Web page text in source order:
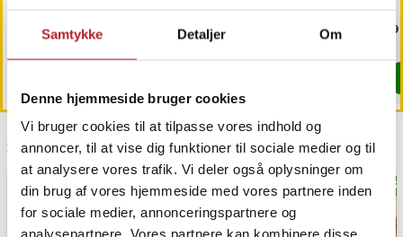
Samtykke Detaljer Om
Denne hjemmeside bruger cookies
Vi bruger cookies til at tilpasse vores indhold og
annoncer, til at vise dig funktioner til sociale medier og til
at analysere vores trafik. Vi deler også oplysninger om
din brug af vores hjemmeside med vores partnere inden
for sociale medier, annonceringspartnere og
analysepartnere. Vores partnere kan kombinere disse
:109 kr.
109 kr.
Findes på lager, Leveres i løbet af 1-2 hverdage
Nuværende pris
109 kr. 129 kr.
109 kr.
Sidst besøgt